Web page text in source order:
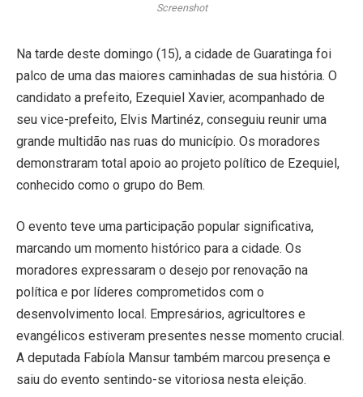
Screenshot
Na tarde deste domingo (15), a cidade de Guaratinga foi
palco de uma das maiores caminhadas de sua história. O
candidato a prefeito, Ezequiel Xavier, acompanhado de
seu vice-prefeito, Elvis Martinéz, conseguiu reunir uma
grande multidão nas ruas do município. Os moradores
demonstraram total apoio ao projeto político de Ezequiel,
conhecido como o grupo do Bem.
O evento teve uma participação popular significativa,
marcando um momento histórico para a cidade. Os
moradores expressaram o desejo por renovação na
política e por líderes comprometidos com o
desenvolvimento local. Empresários, agricultores e
evangélicos estiveram presentes nesse momento crucial.
A deputada Fabíola Mansur também marcou presença e
saiu do evento sentindo-se vitoriosa nesta eleição.